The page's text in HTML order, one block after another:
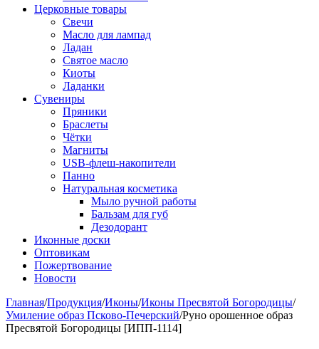
Церковные товары
Свечи
Масло для лампад
Ладан
Святое масло
Киоты
Ладанки
Сувениры
Пряники
Браслеты
Чётки
Магниты
USB-флеш-накопители
Панно
Натуральная косметика
Мыло ручной работы
Бальзам для губ
Дезодорант
Иконные доски
Оптовикам
Пожертвование
Новости
Главная/Продукция/Иконы/Иконы Пресвятой Богородицы/
Умиление образ Псково-Печерский/Руно орошенное образ
Пресвятой Богородицы [ИПП-1114]